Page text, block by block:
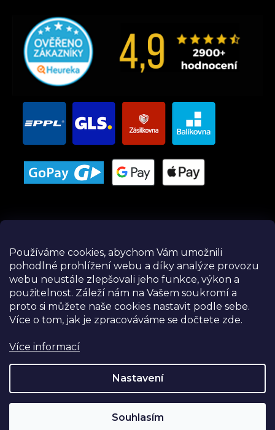
Používáme cookies, abychom Vám umožnili
pohodlné prohlížení webu a díky analýze provozu
webu neustále zlepšovali jeho funkce, výkon a
použitelnost. Záleží nám na Vašem soukromí a
proto si můžete naše cookies nastavit podle sebe.
Více o tom, jak je zpracováváme se dočtete zde.
Více informací
Nastavení
Souhlasím
Instagram